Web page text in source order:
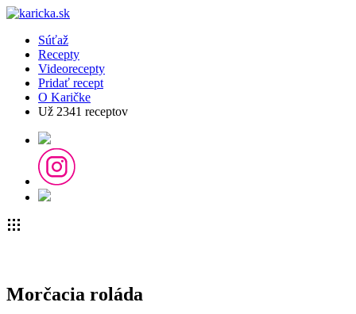
Súťaž
Recepty
Videorecepty
Pridať recept
O Karičke
Už 2341 receptov
Morčacia roláda